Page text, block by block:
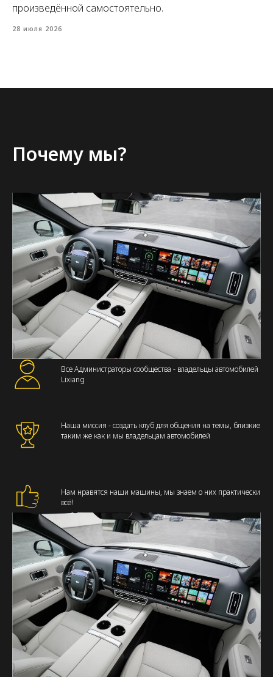
произведённой самостоятельно.
28 июля 2026
Почему мы?
Все Администраторы сообщества - владельцы автомобилей
Lixiang
Наша миссия - создать клуб для общения на темы, близкие
таким же как и мы владельцам автомобилей
Нам нравятся наши машины, мы знаем о них практически
всё!